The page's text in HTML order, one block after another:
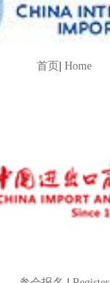
首页| Home